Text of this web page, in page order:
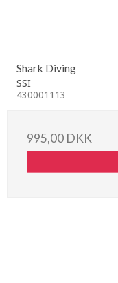
Shark Diving
SSI
430001113
995,00 DKK